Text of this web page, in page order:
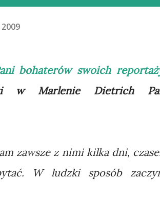
bohaterów swoich
w Marlenie Dietrich
zawsze z nimi kilka dni,
W ludzki sposób